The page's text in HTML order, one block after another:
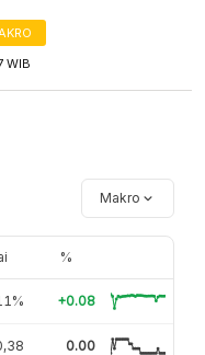
WIB
Makro
%
+0.08
0.00